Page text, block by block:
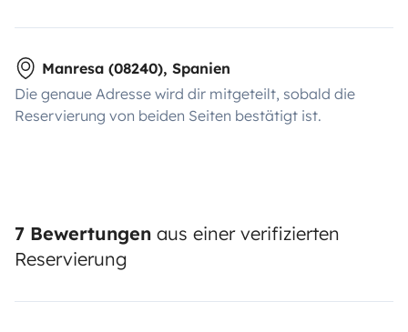
Manresa (08240), Spanien
Die genaue Adresse wird dir mitgeteilt, sobald die
Reservierung von beiden Seiten bestätigt ist.
7 Bewertungen aus einer verifizierten
Reservierung